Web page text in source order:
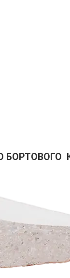
БОРТОВОГО